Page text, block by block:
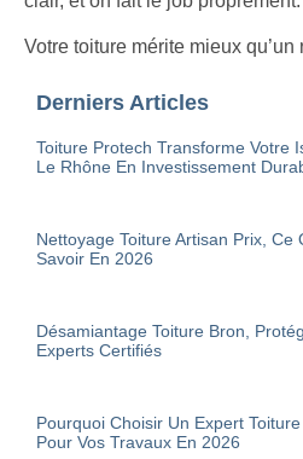
Votre toiture mérite mieux qu’un
Derniers Articles
Toiture Protech Transforme Votre
Le Rhône En Investissement
Nettoyage Toiture Artisan Prix, Ce
Savoir En 2026
Désamiantage Toiture Bron,
Experts Certifiés
Pourquoi Choisir Un Expert
Pour Vos Travaux En 2026